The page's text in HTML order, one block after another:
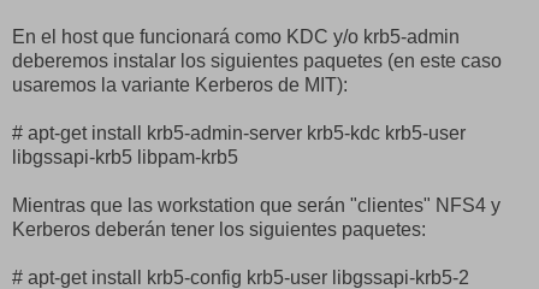
En el host que funcionará como KDC y/o krb5-admin
deberemos instalar los siguientes paquetes (en este caso
usaremos la variante Kerberos de MIT):
# apt-get install krb5-admin-server krb5-kdc krb5-user
libgssapi-krb5 libpam-krb5
Mientras que las workstation que serán "clientes" NFS4 y
Kerberos deberán tener los siguientes paquetes:
# apt-get install krb5-config krb5-user libgssapi-krb5-2